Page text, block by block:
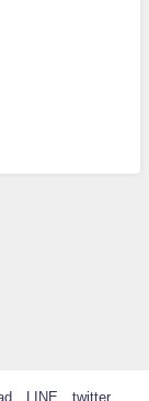
LINE twitter